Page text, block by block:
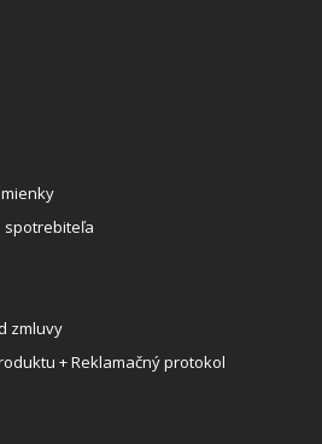
spotrebiteľa
zmluvy
+ Reklamačný protokol